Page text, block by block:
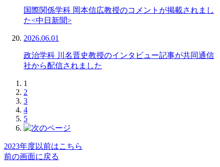
国際関係学科 岡本信広教授のコメントが掲載されまし
た<中日新聞>
2026.06.01
政治学科 川名晋史教授のインタビュー記事が共同通信
社から配信されました
1
2
3
4
5
2023年度以前はこちら
前の画面に戻る